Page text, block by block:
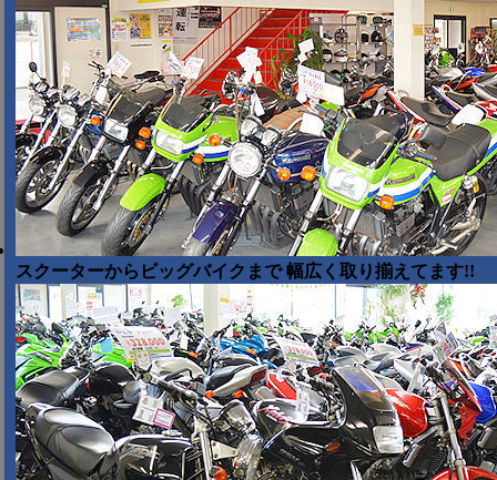
スクーターからビッグバイクまで 幅広く取り揃えてます!!